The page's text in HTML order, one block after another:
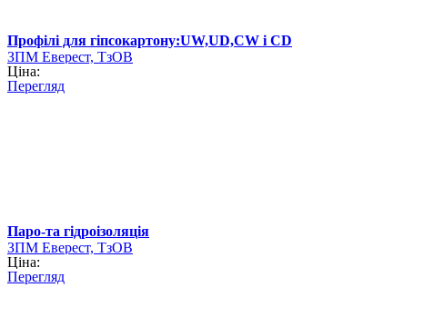
Профілі для гіпсокартону:UW,UD,CW i CD
ЗПМ Еверест, ТзОВ
Ціна:
Перегляд
Паро-та гідроізоляція
ЗПМ Еверест, ТзОВ
Ціна:
Перегляд